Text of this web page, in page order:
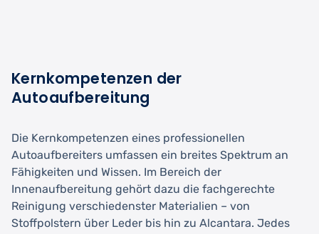
Kernkompetenzen der
Autoaufbereitung
Die Kernkompetenzen eines professionellen
Autoaufbereiters umfassen ein breites Spektrum an
Fähigkeiten und Wissen. Im Bereich der
Innenaufbereitung gehört dazu die fachgerechte
Reinigung verschiedenster Materialien – von
Stoffpolstern über Leder bis hin zu Alcantara. Jedes